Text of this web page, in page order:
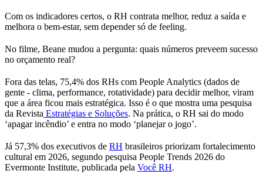
Com os indicadores certos, o RH contrata melhor, reduz a saída e
melhora o bem-estar, sem depender só de feeling.
No filme, Beane mudou a pergunta: quais números preveem sucesso
no orçamento real?
Fora das telas, 75,4% dos RHs com People Analytics (dados de
gente - clima, performance, rotatividade) para decidir melhor, viram
que a área ficou mais estratégica. Isso é o que mostra uma pesquisa
da Revista Estratégias e Soluções. Na prática, o RH sai do modo
‘apagar incêndio’ e entra no modo ‘planejar o jogo’.
Já 57,3% dos executivos de RH brasileiros priorizam fortalecimento
cultural em 2026, segundo pesquisa People Trends 2026 do
Evermonte Institute, publicada pela Você RH.